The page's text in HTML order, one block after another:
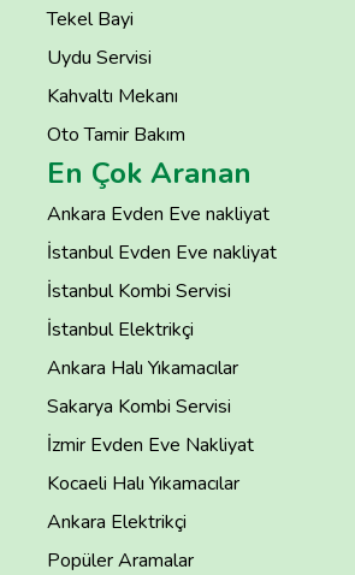
Tekel Bayi
Uydu Servisi
Kahvaltı Mekanı
Oto Tamir Bakım
En Çok Aranan
Ankara Evden Eve nakliyat
İstanbul Evden Eve nakliyat
İstanbul Kombi Servisi
İstanbul Elektrikçi
Ankara Halı Yıkamacılar
Sakarya Kombi Servisi
İzmir Evden Eve Nakliyat
Kocaeli Halı Yıkamacılar
Ankara Elektrikçi
Popüler Aramalar